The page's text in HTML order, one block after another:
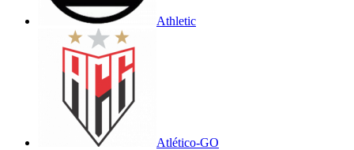
Athletic
Atlético-GO